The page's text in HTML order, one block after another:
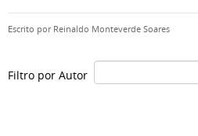
Escrito por Reinaldo Monteverde Soares
Filtro por Autor